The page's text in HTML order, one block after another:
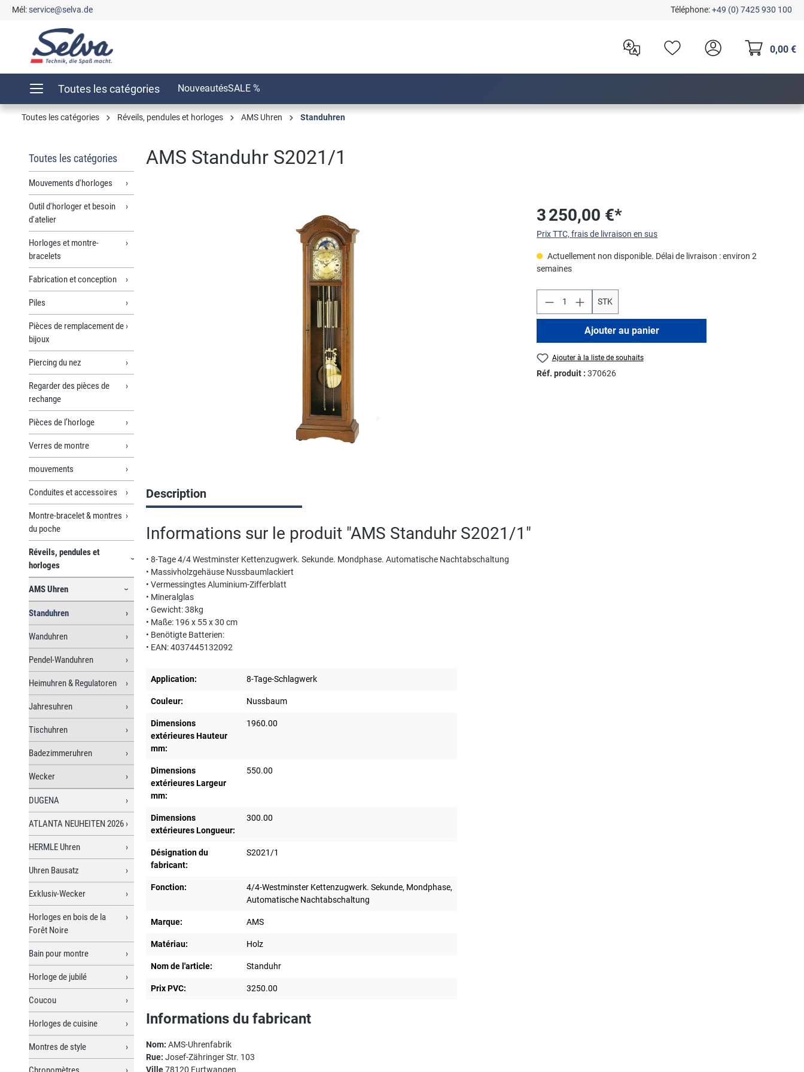
Passer à la navigation principale
Mél:service@selva.de Téléphone:+49 (0) 7425 930 100
0,00 €
Toutes les catégories NouveautésSALE %
Toutes les catégories Réveils, pendules et horloges AMS Uhren Standuhren
Toutes les catégories
Mouvements d'horloges
Outil d'horloger et besoin
d'atelier
Horloges et montre-
bracelets
Fabrication et conception
Piles
Pièces de remplacement de
bijoux
Piercing du nez
Regarder des pièces de
rechange
Pièces de l’horloge
Verres de montre
mouvements
Conduites et accessoires
Montre-bracelet & montres
du poche
Réveils, pendules et
horloges
AMS Uhren
Standuhren
Wanduhren
Pendel-Wanduhren
Heimuhren & Regulatoren
Jahresuhren
Tischuhren
Badezimmeruhren
Wecker
DUGENA
ATLANTA NEUHEITEN 2026
HERMLE Uhren
Uhren Bausatz
Exklusiv-Wecker
Horloges en bois de la
Forêt Noire
Bain pour montre
Horloge de jubilé
Coucou
Horloges de cuisine
Montres de style
AMS Standuhr S2021/1
3 250,00 €*
Prix TTC, frais de livraison en sus
Actuellement non disponible. Délai de livraison : environ 2
semaines
STK
Ajouter au panier
Ajouter à la liste de souhaits
Réf. produit :370626
Description
Informations sur le produit "AMS Standuhr S2021/1"
• 8-Tage 4/4 Westminster Kettenzugwerk. Sekunde. Mondphase. Automatische Nachtabschaltung
• Massivholzgehäuse Nussbaumlackiert
• Vermessingtes Aluminium-Zifferblatt
• Mineralglas
• Gewicht: 38kg
• Maße: 196 x 55 x 30 cm
• Benötigte Batterien:
• EAN: 4037445132092
Application: 8-Tage-Schlagwerk
Couleur: Nussbaum
Dimensions
extérieures Hauteur
mm:
1960.00
Dimensions
extérieures Largeur
mm:
550.00
Dimensions
extérieures Longueur:
300.00
Désignation du
fabricant:
S2021/1
Fonction:
4/4-Westminster Kettenzugwerk. Sekunde, Mondphase,
Automatische Nachtabschaltung
Marque: AMS
Matériau: Holz
Nom de l'article: Standuhr
Prix PVC: 3250.00
Informations du fabricant
Nom: AMS-Uhrenfabrik
Rue: Josef-Zähringer Str. 103
Ville78120 Furtwangen